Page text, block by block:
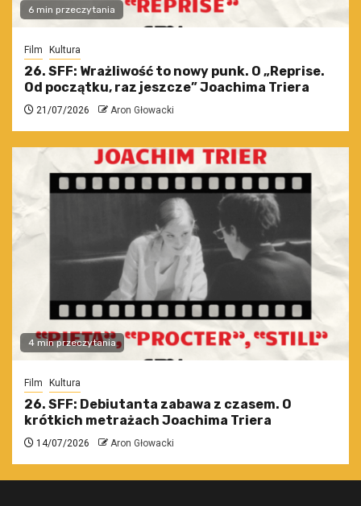
6 min przeczytania
Film Kultura
26. SFF: Wrażliwość to nowy punk. O „Reprise.
Od początku, raz jeszcze” Joachima Triera
21/07/2026 Aron Głowacki
4 min przeczytania
Film Kultura
26. SFF: Debiutanta zabawa z czasem. O
krótkich metrażach Joachima Triera
14/07/2026 Aron Głowacki